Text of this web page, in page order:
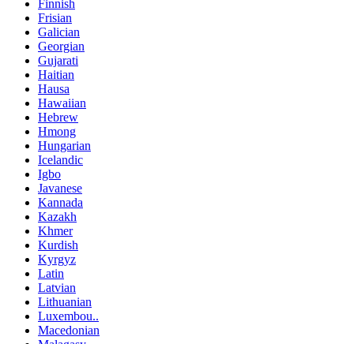
Finnish
Frisian
Galician
Georgian
Gujarati
Haitian
Hausa
Hawaiian
Hebrew
Hmong
Hungarian
Icelandic
Igbo
Javanese
Kannada
Kazakh
Khmer
Kurdish
Kyrgyz
Latin
Latvian
Lithuanian
Luxembou..
Macedonian